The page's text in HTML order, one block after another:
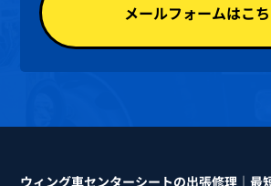
メールフォームはこ
ウィング車センターシートの出張修理｜最